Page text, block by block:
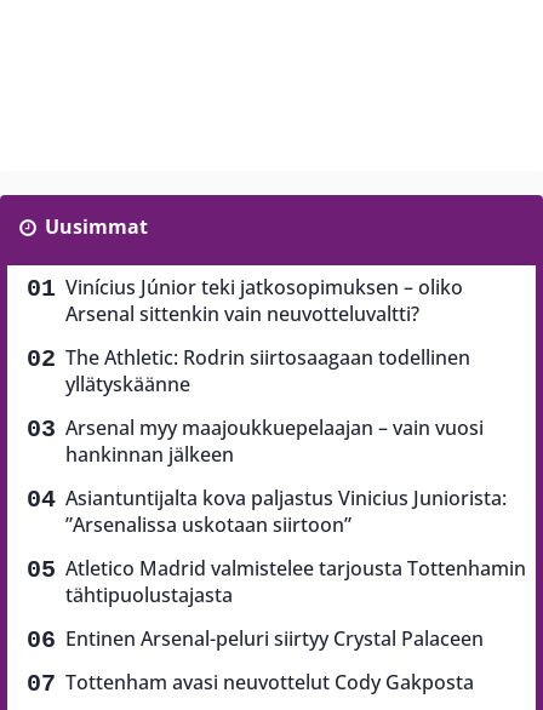
Uusimmat
Vinícius Júnior teki jatkosopimuksen – oliko
Arsenal sittenkin vain neuvotteluvaltti?
The Athletic: Rodrin siirtosaagaan todellinen
yllätyskäänne
Arsenal myy maajoukkuepelaajan – vain vuosi
hankinnan jälkeen
Asiantuntijalta kova paljastus Vinicius Juniorista:
”Arsenalissa uskotaan siirtoon”
Atletico Madrid valmistelee tarjousta Tottenhamin
tähtipuolustajasta
Entinen Arsenal-peluri siirtyy Crystal Palaceen
Tottenham avasi neuvottelut Cody Gakposta